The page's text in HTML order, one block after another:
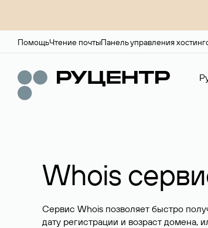
ПомощьЧтение почтыПанель управления
Whois
Сервис Whois позволяет быстро
дату регистрации и возраст домена,